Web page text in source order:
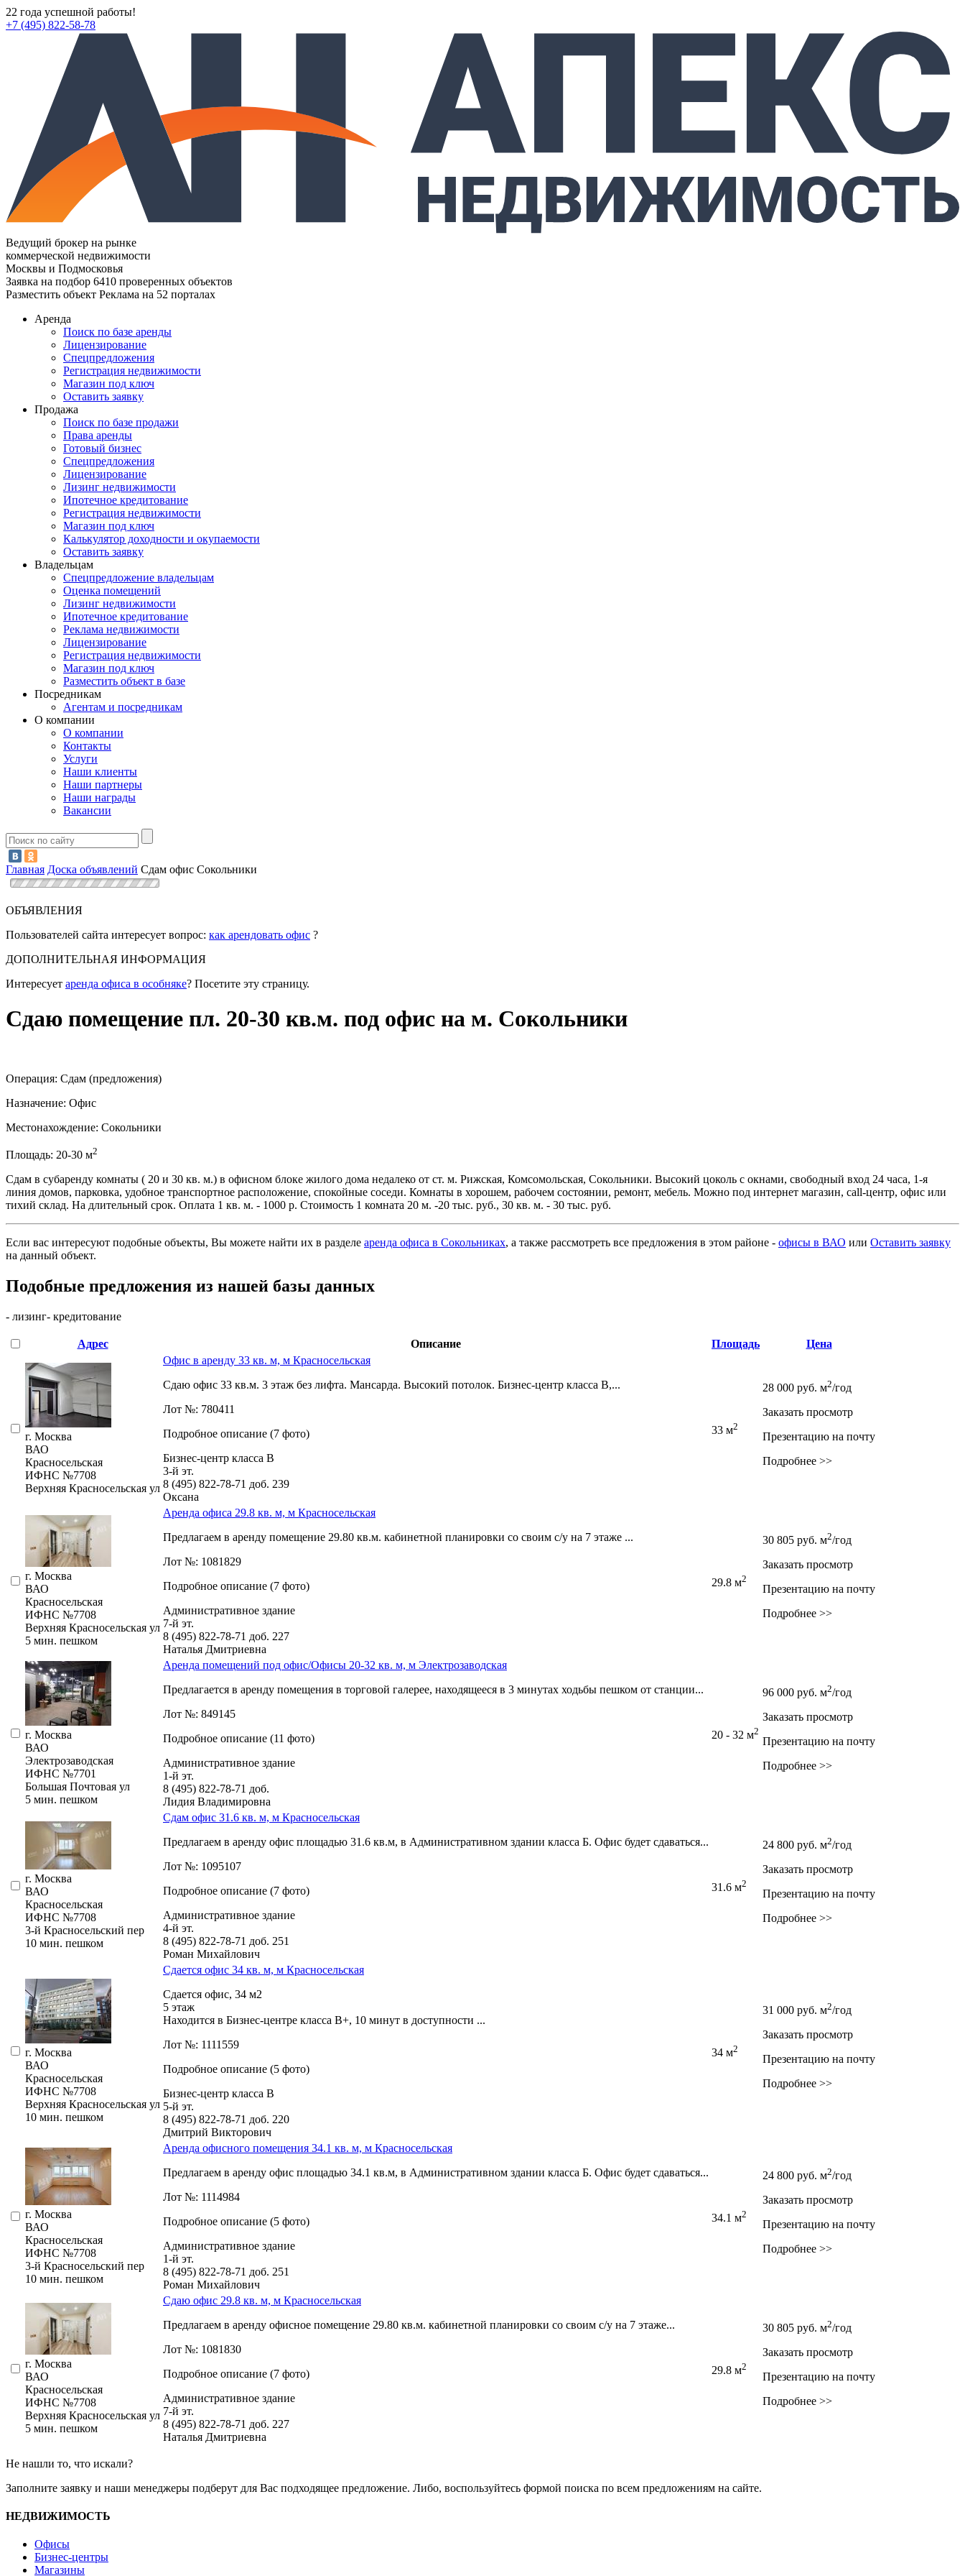
22 года успешной работы!
+7 (495) 822-58-78
Ведущий брокер на рынке
коммерческой недвижимости
Москвы и Подмосковья
Заявка на подбор 6410 проверенных объектов
Разместить объект Реклама на 52 порталах
Аренда
Поиск по базе аренды
Лицензирование
Спецпредложения
Регистрация недвижимости
Магазин под ключ
Оставить заявку
Продажа
Поиск по базе продажи
Права аренды
Готовый бизнес
Спецпредложения
Лицензирование
Лизинг недвижимости
Ипотечное кредитование
Регистрация недвижимости
Магазин под ключ
Калькулятор доходности и окупаемости
Оставить заявку
Владельцам
Спецпредложение владельцам
Оценка помещений
Лизинг недвижимости
Ипотечное кредитование
Реклама недвижимости
Лицензирование
Регистрация недвижимости
Магазин под ключ
Разместить объект в базе
Посредникам
Агентам и посредникам
О компании
О компании
Контакты
Услуги
Наши клиенты
Наши партнеры
Наши награды
Вакансии
Главная Доска объявлений Сдам офис Сокольники
ОБЪЯВЛЕНИЯ
Пользователей сайта интересует вопрос: как арендовать офис ?
ДОПОЛНИТЕЛЬНАЯ ИНФОРМАЦИЯ
Интересует аренда офиса в особняке? Посетите эту страницу.
Сдаю помещение пл. 20-30 кв.м. под офис на м. Сокольники
Операция: Сдам (предложения)
Назначение: Офис
Местонахождение: Сокольники
Площадь: 20-30 м2
Сдам в субаренду комнаты ( 20 и 30 кв. м.) в офисном блоке жилого дома недалеко от ст. м. Рижская, Комсомольская, Сокольники. Высокий цоколь с окнами, свободный вход 24 часа, 1-я
линия домов, парковка, удобное транспортное расположение, спокойные соседи. Комнаты в хорошем, рабочем состоянии, ремонт, мебель. Можно под интернет магазин, call-центр, офис или
тихий склад. На длительный срок. Оплата 1 кв. м. - 1000 р. Стоимость 1 комната 20 м. -20 тыс. руб., 30 кв. м. - 30 тыс. руб.
Если вас интересуют подобные объекты, Вы можете найти их в разделе аренда офиса в Сокольниках, а также рассмотреть все предложения в этом районе - офисы в ВАО или Оставить заявку
на данный объект.
Подобные предложения из нашей базы данных
- лизинг- кредитование
Адрес Описание Площадь Цена
г. Москва
ВАО
Красносельская
ИФНС №7708
Верхняя Красносельская ул
Офис в аренду 33 кв. м, м Красносельская
Сдаю офис 33 кв.м. 3 этаж без лифта. Мансарда. Высокий потолок. Бизнес-центр класса B,­...
Лот №: 780411
Подробное описание (7 фото)
Бизнес-центр класса В
3-й эт.
8 (495) 822-78-71 доб. 239
Оксана
33 м2
28 000 руб. м2/год
Заказать просмотр
Презентацию на почту
Подробнее >>
г. Москва
ВАО
Красносельская
ИФНС №7708
Верхняя Красносельская ул
5 мин. пешком
Аренда офиса 29.8 кв. м, м Красносельская
Предлагаем в аренду помещение 29.80 кв.м. кабинетной планировки со своим с/у на 7 этаже ...
Лот №: 1081829
Подробное описание (7 фото)
Административное здание
7-й эт.
8 (495) 822-78-71 доб. 227
Наталья Дмитриевна
29.8 м2
30 805 руб. м2/год
Заказать просмотр
Презентацию на почту
Подробнее >>
г. Москва
ВАО
Электрозаводская
ИФНС №7701
Большая Почтовая ул
5 мин. пешком
Аренда помещений под офис/Офисы 20-32 кв. м, м Электрозаводская
Предлагается в аренду помещения в торговой галерее,­ находящееся в 3 минутах ходьбы пешком от станции...
Лот №: 849145
Подробное описание (11 фото)
Административное здание
1-й эт.
8 (495) 822-78-71 доб.
Лидия Владимировна
20 - 32 м2
96 000 руб. м2/год
Заказать просмотр
Презентацию на почту
Подробнее >>
г. Москва
ВАО
Красносельская
ИФНС №7708
3-й Красносельский пер
10 мин. пешком
Сдам офис 31.6 кв. м, м Красносельская
Предлагаем в аренду офис площадью 31.6 кв.м,­ в Административном здании класса Б. Офис будет сдаваться...
Лот №: 1095107
Подробное описание (7 фото)
Административное здание
4-й эт.
8 (495) 822-78-71 доб. 251
Роман Михайлович
31.6 м2
24 800 руб. м2/год
Заказать просмотр
Презентацию на почту
Подробнее >>
г. Москва
ВАО
Красносельская
ИФНС №7708
Верхняя Красносельская ул
10 мин. пешком
Сдается офис 34 кв. м, м Красносельская
Сдается офис,­ 34 м2
5 этаж
Находится в Бизнес-центре класса В+,­ 10 минут в доступности ...
Лот №: 1111559
Подробное описание (5 фото)
Бизнес-центр класса В
5-й эт.
8 (495) 822-78-71 доб. 220
Дмитрий Викторович
34 м2
31 000 руб. м2/год
Заказать просмотр
Презентацию на почту
Подробнее >>
г. Москва
ВАО
Красносельская
ИФНС №7708
3-й Красносельский пер
10 мин. пешком
Аренда офисного помещения 34.1 кв. м, м Красносельская
Предлагаем в аренду офис площадью 34.1 кв.м,­ в Административном здании класса Б. Офис будет сдаваться...
Лот №: 1114984
Подробное описание (5 фото)
Административное здание
1-й эт.
8 (495) 822-78-71 доб. 251
Роман Михайлович
34.1 м2
24 800 руб. м2/год
Заказать просмотр
Презентацию на почту
Подробнее >>
г. Москва
ВАО
Красносельская
ИФНС №7708
Верхняя Красносельская ул
5 мин. пешком
Сдаю офис 29.8 кв. м, м Красносельская
Предлагаем в аренду офисное помещение 29.80 кв.м. кабинетной планировки со своим с/у на 7 этаже...
Лот №: 1081830
Подробное описание (7 фото)
Административное здание
7-й эт.
8 (495) 822-78-71 доб. 227
Наталья Дмитриевна
29.8 м2
30 805 руб. м2/год
Заказать просмотр
Презентацию на почту
Подробнее >>
Не нашли то, что искали?
Заполните заявку и наши менеджеры подберут для Вас подходящее предложение. Либо, воспользуйтесь формой поиска по всем предложениям на сайте.
НЕДВИЖИМОСТЬ
Офисы
Бизнес-центры
Магазины